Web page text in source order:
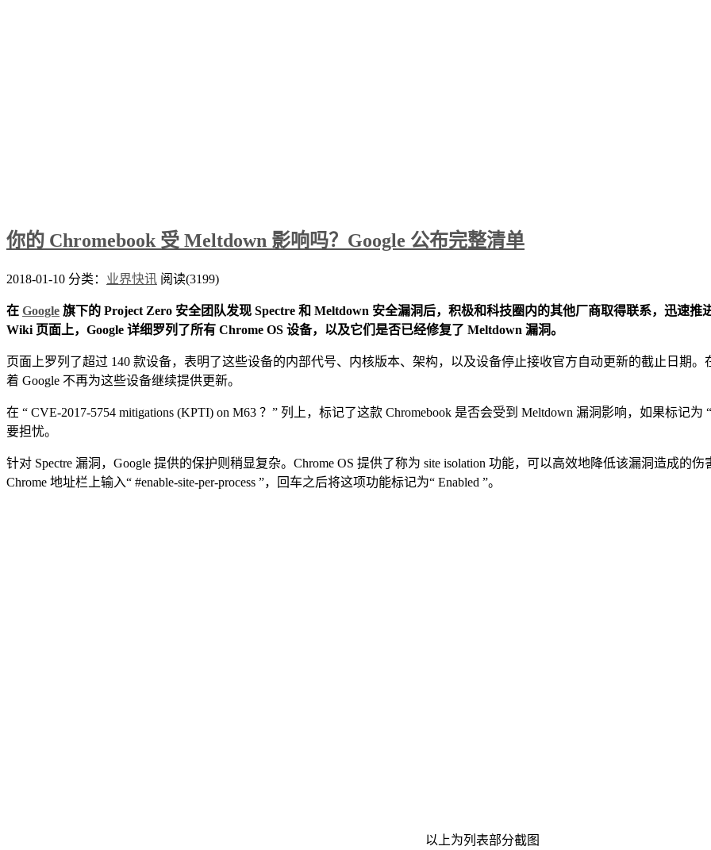
你的 Chromebook 受 Meltdown 影响吗？Google 公布完整清单
2018-01-10 分类： 业界快讯 阅读(3199)
在 Google 旗下的 Project Zero 安全团队发现 Spectre 和 Meltdown 安全漏洞后，积极和科技圈内的其他厂商取得联系，迅速
Wiki 页面上，Google 详细罗列了所有 Chrome OS 设备，以及它们是否已经修复了 Meltdown 漏洞。
页面上罗列了超过 140 款设备，表明了这些设备的内部代号、内核版本、架构，以及设备停止接收官方自动更新的截止日期
着 Google 不再为这些设备继续提供更新。
在 “ CVE-2017-5754 mitigations (KPTI) on M63 ？” 列上，标记了这款 Chromebook 是否会受到 Meltdown 漏洞影响，如果标记为
要担忧。
针对 Spectre 漏洞，Google 提供的保护则稍显复杂。Chrome OS 提供了称为 site isolation 功能，可以高效地降低该漏洞造成的
Chrome 地址栏上输入“ #enable-site-per-process ”，回车之后将这项功能标记为“ Enabled ”。
以上为列表部分截图